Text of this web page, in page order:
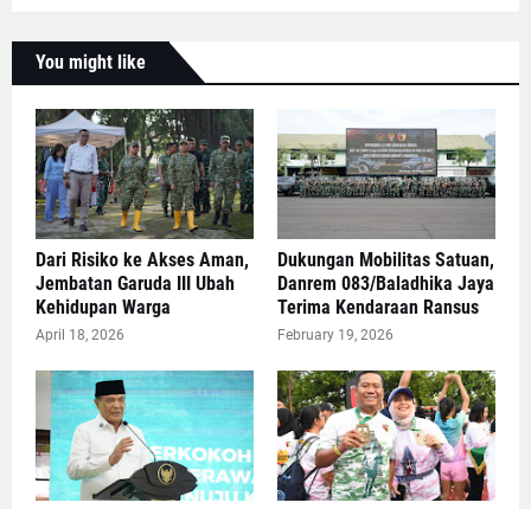
You might like
Dari Risiko ke Akses Aman,
Jembatan Garuda III Ubah
Kehidupan Warga
April 18, 2026
Dukungan Mobilitas Satuan,
Danrem 083/Baladhika Jaya
Terima Kendaraan Ransus
February 19, 2026